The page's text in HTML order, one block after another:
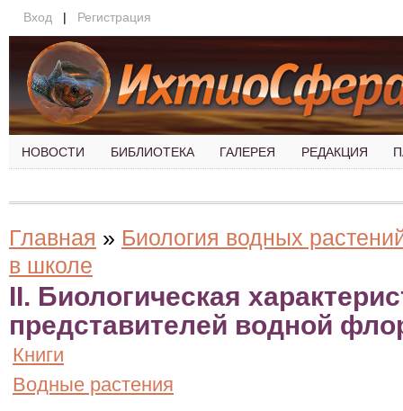
Вход | Регистрация
НОВОСТИ БИБЛИОТЕКА ГАЛЕРЕЯ РЕДАКЦИЯ
Главная » Биология водных
в школе
II. Биологическая
представителей водной
Книги
Водные растения